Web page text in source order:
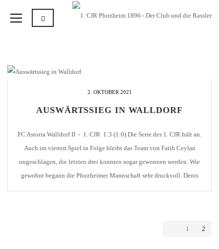
2. OKTOBER 2021
AUSWÄRTSSIEG IN WALLDORF
FC Astoria Walldorf II - 1. CfR 1:3 (1:0) Die Serie des 1. CfR hält an.
Auch im vierten Spiel in Folge bleibt das Team von Fatih Ceylan
ungeschlagen, die letzten drei konnten sogar gewonnen werden. Wie
gewohnt begann die Pforzheimer Mannschaft sehr druckvoll. Denis
Latifovic und Robin Münst hatten früh Gelegenheit, ihre Farben in [...]
1 2